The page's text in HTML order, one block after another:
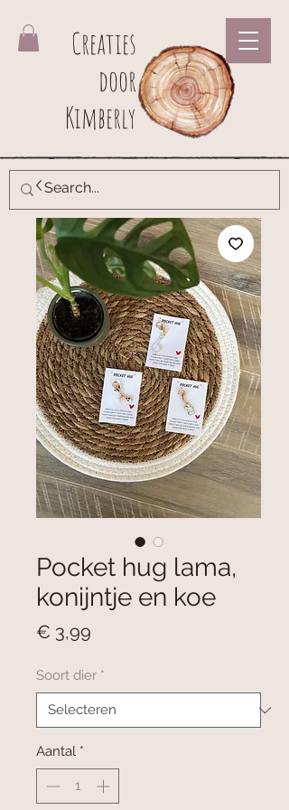
Creaties
door
Kimberly
Pocket hug lama,
konijntje en koe
€ 3,99
Soort dier *
Aantal *